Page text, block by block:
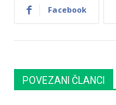
Facebook
POVEZANI ČLANCI